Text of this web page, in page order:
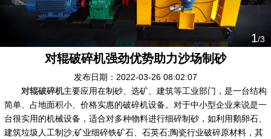
1/3
对辊破碎机强劲优势助力沙场制砂
发布日期：2022-03-26 08:02:07
对辊破碎机主要应用在制砂、选矿、建筑等工业部门，是一台结构
简单、占地面积小、价格实惠的破碎机设备。对于中小型企业来说是一
台很实用的机械设备，适合对多种物料进行细碎制砂，如利用鹅卵石、
建筑垃圾人工制沙;矿业细碎铁矿石、石英石;陶瓷行业破碎原材料，其